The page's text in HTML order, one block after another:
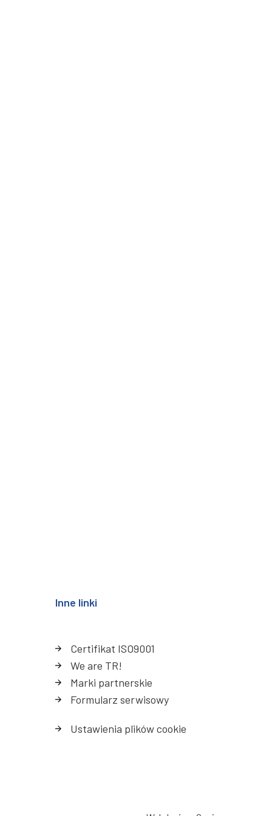
Inne linki
Certifikat ISO9001
We are TR!
Marki partnerskie
Formularz serwisowy
Ustawienia plików cookie